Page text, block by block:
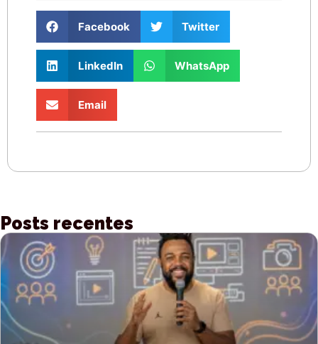
Facebook Twitter
LinkedIn WhatsApp
Email
Posts recentes